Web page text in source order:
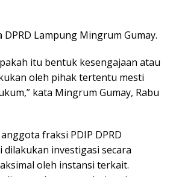
Lampung Mingrum Gumay.
itu bentuk kesengajaan atau
oleh pihak tertentu mesti
kata Mingrum Gumay, Rabu
fraksi PDIP DPRD
dilakukan investigasi secara
oleh instansi terkait.